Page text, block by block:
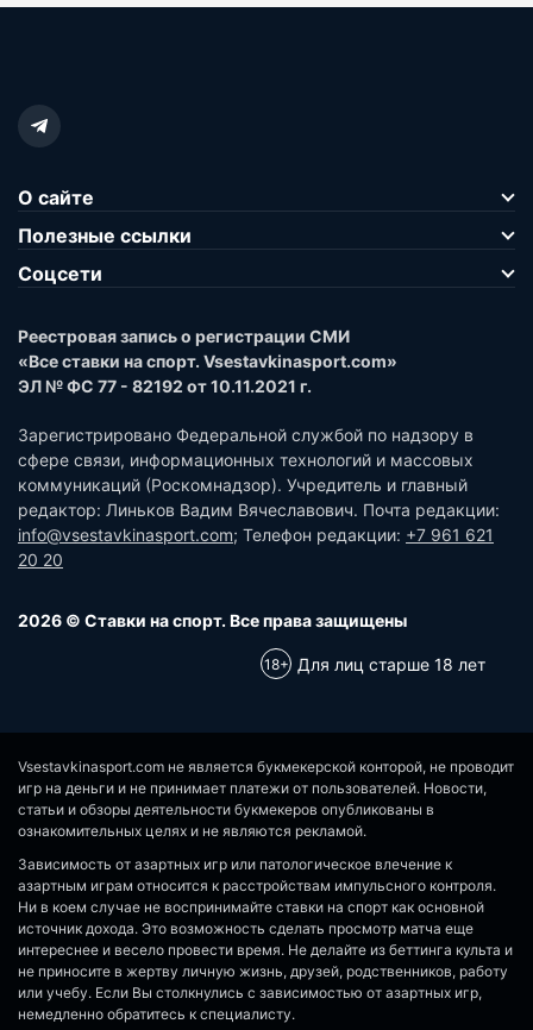
О сайте
Полезные ссылки
Соцсети
Реестровая запись о регистрации СМИ
«Все ставки на спорт. Vsestavkinasport.com»
ЭЛ № ФС 77 - 82192 от 10.11.2021 г.
Зарегистрировано Федеральной службой по надзору в
сфере связи, информационных технологий и массовых
коммуникаций (Роскомнадзор). Учредитель и главный
редактор: Линьков Вадим Вячеславович. Почта редакции:
info@vsestavkinasport.com; Телефон редакции: +7 961 621
20 20
2026 © Ставки на спорт. Все права защищены
Для лиц старше 18 лет
Vsestavkinasport.com не является букмекерской конторой, не проводит
игр на деньги и не принимает платежи от пользователей. Новости,
статьи и обзоры деятельности букмекеров опубликованы в
ознакомительных целях и не являются рекламой.
Зависимость от азартных игр или патологическое влечение к
азартным играм относится к расстройствам импульсного контроля.
Ни в коем случае не воспринимайте ставки на спорт как основной
источник дохода. Это возможность сделать просмотр матча еще
интереснее и весело провести время. Не делайте из беттинга культа и
не приносите в жертву личную жизнь, друзей, родственников, работу
или учебу. Если Вы столкнулись с зависимостью от азартных игр,
немедленно обратитесь к специалисту.